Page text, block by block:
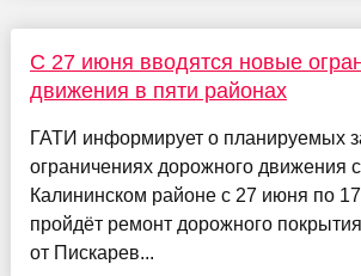
C 27 июня вводятся новые
движения в пяти районах
ГАТИ информирует о планируемых
ограничениях дорожного движения
Калининском районе с 27 июня по 17
пройдёт ремонт дорожного
от Пискарев...